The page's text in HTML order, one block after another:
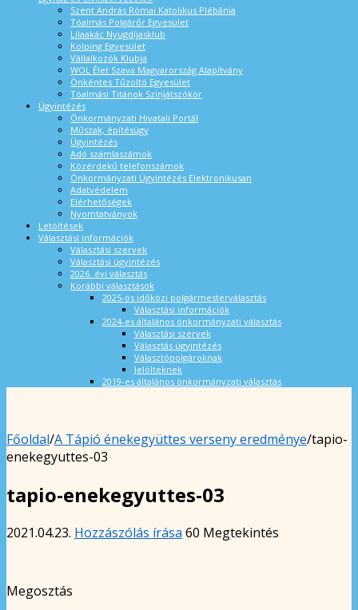
Szent András Római Katolikus Plébánia
Tóalmás Polgárőr Egyesület
Lilaakác Nyugdíjasklub
Kolping Egyesület
Vállalkozók Klubja
WOL Élet Szava Magyarország Alapítvány
Önkéntes Tűzoltó Egyesület
Tóalmási Titánok Színjátszókör
Ügyintézés
Önkormányzati Hivatali Portál
Műszak, építésügy
Ügyintézés
Adó számlaszámok
Közérdekű telefonszámok
Önkormányzati Ügyintézés Elektronikusan
Adatvédelem
Elérhetőségek
Nyomtatványok
Letöltések
Választási információk
Választási szervek
Választási ügyintézés
2026. évi választás
Korábbi választások
2025-ös időközi polgármesterválasztás
Választási információk
2024-es általános önkormányzati választás
Választási szervek
Választás ügyintézés
Választópolgároknak
Jelölteknek
2019-es általános önkormányzati választás
Főoldal/A Tápió énekegyüttes verseny eredménye/tapio-
enekegyuttes-03
tapio-enekegyuttes-03
2021.04.23. Hozzászólás írása 60 Megtekintés
Megosztás